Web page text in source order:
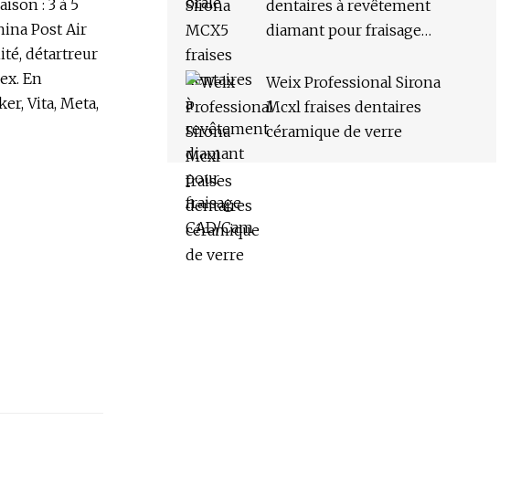
: 3 à 5
Post Air
détartreur
En
Vita, Meta,
dentaires à revêtement
diamant pour fraisage
Weix Professional Sirona
Mcxl fraises dentaires
céramique de verre